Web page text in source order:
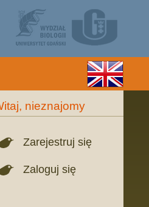
nieznajomy
Zarejestruj się
Zaloguj się